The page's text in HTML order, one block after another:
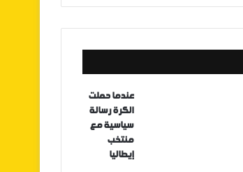
عندما حملت
الكرة رسالة
سياسية مع
منتخب
إيطاليا